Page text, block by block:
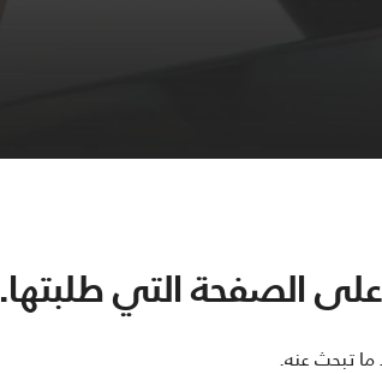
على الصفحة التي طلبتها.
تبحث عنه.